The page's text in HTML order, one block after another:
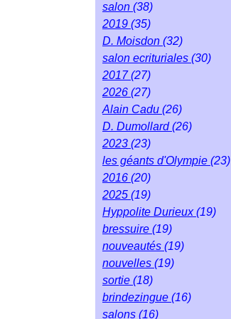
salon (38)
2019 (35)
D. Moisdon (32)
salon ecrituriales (30)
2017(27)
2026 (27)
Alain Cadu (26)
D. Dumollard(26)
2023 (23)
les géants d'Olympie (23)
2016 (20)
2025 (19)
Hyppolite Durieux(19)
bressuire (19)
nouveautés (19)
nouvelles (19)
sortie (18)
brindezingue (16)
salons (16)